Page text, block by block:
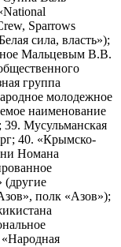
Sparrows
сила, власть»);
Мальцевым В.В.
группа
молодежное
наименование
Мусульманская
40. «Крымско-
Номана
(другие
полк «Азов»);
«Народная